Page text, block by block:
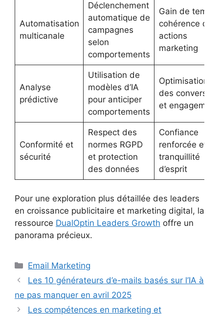
Automatisation
multicanale
Déclenchement
automatique de
campagnes
selon
comportements
Gain de temps,
cohérence des
actions
marketing
Analyse
prédictive
Utilisation de
modèles d’IA
pour anticiper
comportements
Optimisation
des
et engagement
Conformité et
sécurité
Respect des
normes RGPD
et protection
des données
Confiance
renforcée et
tranquillité
d’esprit
Pour une exploration plus détaillée des leaders
en croissance publicitaire et marketing digital, la
ressource DualOptin Leaders Growth offre un
panorama précieux.
Catégories
Email Marketing
Les 10 générateurs d’e-mails basés sur l’IA à
ne pas manquer en avril 2025
Les compétences en marketing et